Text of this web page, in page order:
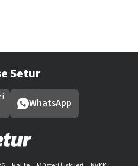
Setur
WhatsApp